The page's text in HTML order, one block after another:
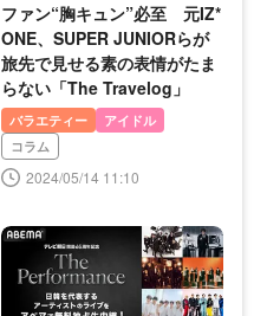
ファン“胸キュン”必至 元IZ*
ONE、SUPER JUNIORらが
旅先で見せる素の表情がたま
らない「The Travelog」
バラエティー
アイドル
コラム
2024/05/14 11:10